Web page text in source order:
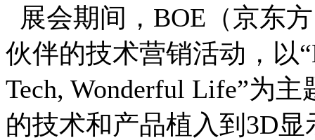
展会期间，BOE（京东
伙伴的技术营销活动，以
Tech, Wonderful Life”为
的技术和产品植入到3D